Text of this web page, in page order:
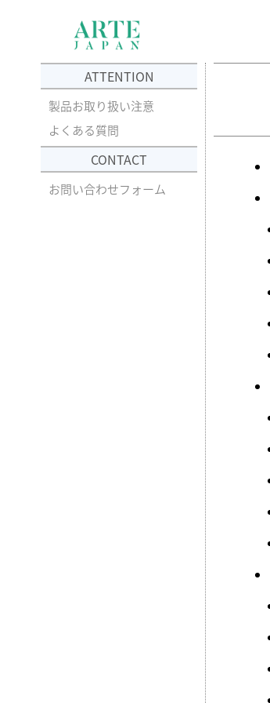
ATTENTION
製品お取り扱い注意
よくある質問
CONTACT
お問い合わせフォーム